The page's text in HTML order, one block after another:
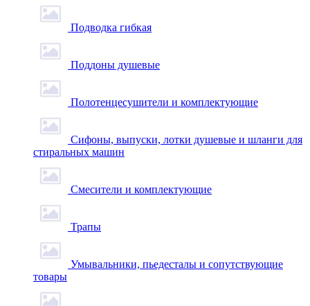
Подводка гибкая
Поддоны душевые
Полотенцесушители и комплектующие
Сифоны, выпуски, лотки душевые и шланги для
стиральных машин
Смесители и комплектующие
Трапы
Умывальники, пьедесталы и сопутствующие
товары